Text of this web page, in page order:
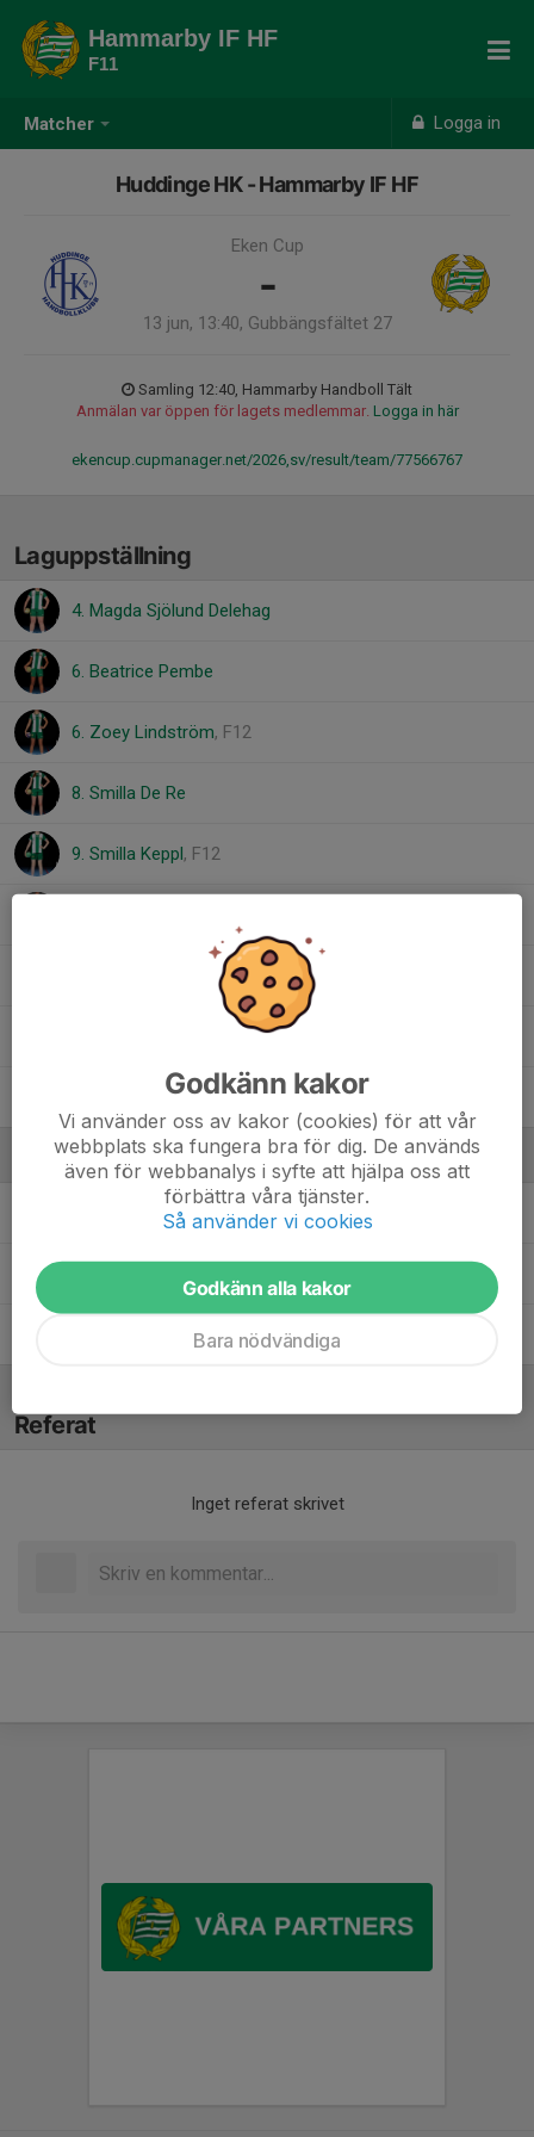
Matcher Logga in
Hammarby IF HF
F11
Huddinge HK - Hammarby IF HF
Eken Cup
-
13 jun, 13:40, Gubbängsfältet 27
Samling 12:40, Hammarby Handboll Tält
Anmälan var öppen för lagets medlemmar. Logga in här
ekencup.cupmanager.net/2026,sv/result/team/77566767
Laguppställning
4. Magda Sjölund Delehag
6. Beatrice Pembe
6. Zoey Lindström, F12
8. Smilla De Re
9. Smilla Keppl, F12
25. Bianca Jansson, F12
26. Justine Auvray Seth
34. Alice Hamberg
Ledare
Anni GratschevAssisterande tränare
Tränare
Referat
Inget referat skrivet
Godkänn kakor
Vi använder oss av kakor (cookies) för att vår
webbplats ska fungera bra för dig. De används
även för webbanalys i syfte att hjälpa oss att
förbättra våra tjänster.
Så använder vi cookies
Godkänn alla kakor
Bara nödvändiga